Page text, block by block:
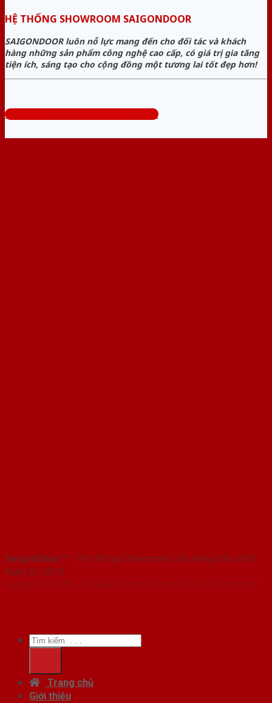
HỆ THỐNG SHOWROOM SAIGONDOOR
SAIGONDOOR luôn nỗ lực mang đến cho đối tác và khách
hàng những sản phẩm công nghệ cao cấp, có giá trị gia tăng
tiện ích, sáng tạo cho cộng đồng một tương lai tốt đẹp hơn!
Tổng đài tư vấn miễn phí: 0824.400.400
SaigonDoor™ - Hệ thống Showroom cửa hàng đầu Việt
Nam từ 2010
Copyright ⓒ 2010 – 2026 SaigonDoor™ | Đơn vị chủ quản SaigonDoor
Tìm
kiếm:
Trang chủ
Giới thiệu